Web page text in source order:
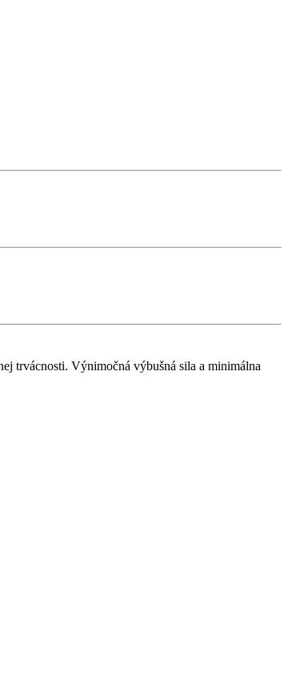
trvácnosti. Výnimočná výbušná sila a minimálna